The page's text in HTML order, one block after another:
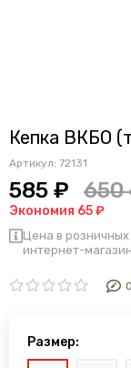
Кепка ВКБО
Артикул: 72131
585 ₽ 650
Экономия 65 ₽
Цена в
интернет-
Размер: